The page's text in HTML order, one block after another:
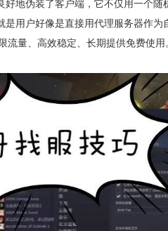
好地伪装了客户端，它不仅用一个
是用户好像是直接用代理服务器作
流量、高效稳定、长期提供免费使用